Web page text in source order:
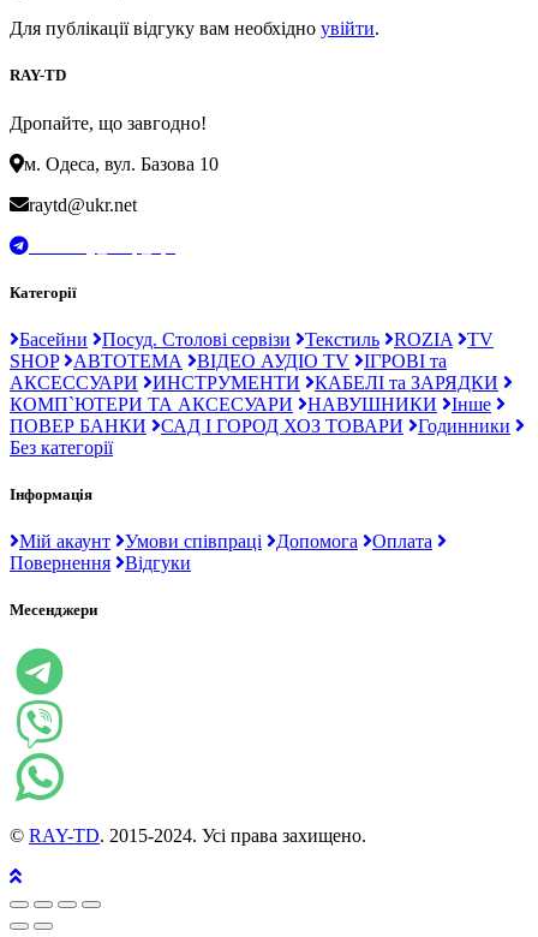
Для публікації відгуку вам необхідно увійти.
RAY-TD
Дропайте, що завгодно!
м. Одеса, вул. Базова 10
raytd@ukr.net
Категорії
Басейни Посуд. Столові сервізи Текстиль ROZIA
TV
SHOP
АВТОТЕМА ВІДЕО АУДІО TV
ІГРОВІ та
АКСЕССУАРИ
ИНСТРУМЕНТИ
КАБЕЛІ та ЗАРЯДКИ
КОМП`ЮТЕРИ ТА АКСЕСУАРИ
НАВУШНИКИ
Інше
ПОВЕР БАНКИ
САД І ГОРОД ХОЗ ТОВАРИ
Годинники
Без категорії
Інформація
Мій акаунт Умови співпраці Допомога
Оплата
Повернення
Відгуки
Месенджери
© RAY-TD. 2015-2024. Усі права захищено.